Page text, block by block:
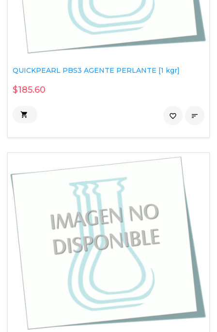
QUICKPEARL PBS3 AGENTE PERLANTE [1 kgr]
$185.60
 
favorite_border